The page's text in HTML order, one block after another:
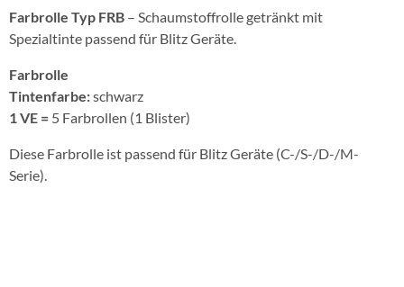
Farbrolle Typ FRB – Schaumstoffrolle getränkt mit
Spezialtinte passend für Blitz Geräte.
Farbrolle
Tintenfarbe:schwarz
1 VE = 5 Farbrollen (1 Blister)
Diese Farbrolle ist passend für Blitz Geräte (C-/S-/D-/M-
Serie).